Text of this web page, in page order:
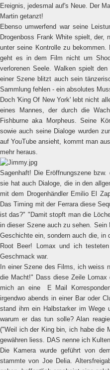
Ereignis, jedesmal auf's Neue. Der
Martin getanzt!
Ebenso umwerfend war seine
Drogenboss Frank White spielt, der,
unter seine Kontrolle zu
geht es in dem Film nicht um
verlorenen Seele. Walken spielt
einer Szene blitzt auch sein
Sammlung fehlen - ein absolutes
Doch 'King Of New York' lebt nicht
eines Mannes, der durch die
Fishburne aka Morpheus. Seine
sowie auch seine Dialoge wurden
auf YouTube ansieht, kommt man
mehr heraus.
Sagenhaft! Die Eröffnungszene
sie hat auch Dialoge, die in den
mit dem Drogenhändler Emilio El
Das Timing mit der Ferrara diese
ist das?" "Damit stopft man die
in dieser Szene auch zu sehen.
Geschichte ein, sondern auch die, in
Root Beer! Lomax und ich
Geschmack war.
In einer Szene des Films, ich weiss
die Macht!" Dass diese Zeile Lomax
mich an eine E Mail
irgendwo abends in einer Bar oder
stand ihm ein Halbstarker im Wege
warum er das tun solle? Alan
("Weil ich der King bin, ich habe die
gewähren liess. DAS nenne ich
Die Kamera wurde geführt von
stammte von Joe Delia.